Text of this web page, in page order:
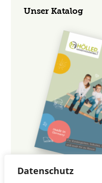
Datenschutz
Unser Katalog